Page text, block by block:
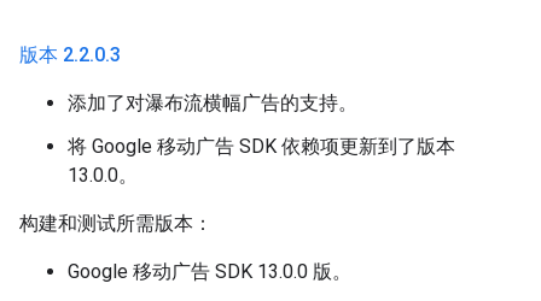
版本 2.2.0.3
添加了对瀑布流横幅广告的支持。
将 Google 移动广告 SDK 依赖项更新到了版本
13.0.0。
构建和测试所需版本：
Google 移动广告 SDK 13.0.0 版。